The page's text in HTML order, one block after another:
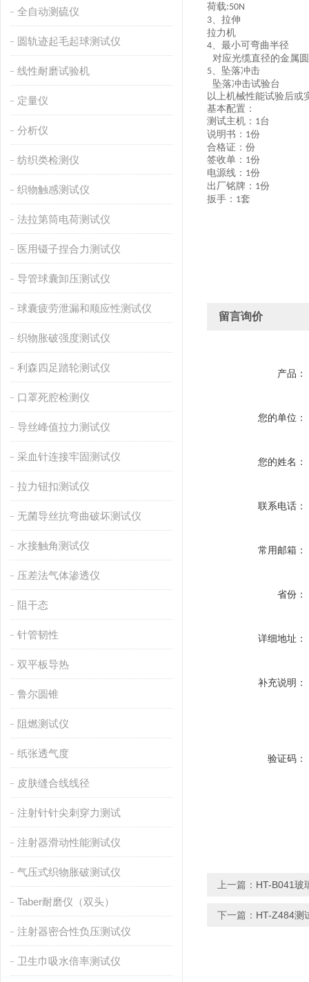
全自动测硫仪
圆轨迹起毛起球测试仪
线性耐磨试验机
定量仪
分析仪
纺织类检测仪
织物触感测试仪
法拉第筒电荷测试仪
医用镊子捏合力测试仪
导管球囊卸压测试仪
球囊疲劳泄漏和顺应性测试仪
织物胀破强度测试仪
利森四足踏轮测试仪
口罩死腔检测仪
导丝峰值拉力测试仪
采血针连接牢固测试仪
拉力钮扣测试仪
无菌导丝抗弯曲破坏测试仪
水接触角测试仪
压差法气体渗透仪
阻干态
针管韧性
双平板导热
鲁尔圆锥
阻燃测试仪
纸张透气度
皮肤缝合线线径
注射针针尖刺穿力测试
注射器滑动性能测试仪
气压式织物胀破测试仪
Taber耐磨仪（双头）
注射器密合性负压测试仪
卫生巾吸水倍率测试仪
荷载:50N
3、拉伸
拉力机
4、最小可弯曲半径
对应光缆直径的金属
5、坠落冲击
坠落冲击试验台
以上机械性能试验后或
基本配置：
测试主机： 1台
说明书： 1份
合格证：份
签收单： 1份
电源线： 1份
出厂铭牌： 1份
扳手： 1套
留言询价
产品：
您的单位：
您的姓名：
联系电话：
常用邮箱：
省份：
详细地址：
补充说明：
验证码：
上一篇： HT-B041玻
下一篇： HT-Z484测